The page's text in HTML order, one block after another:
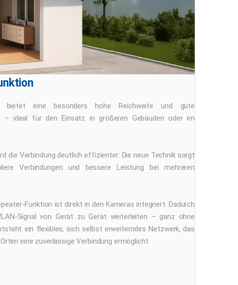
bietet eine besonders hohe Reichweite und gute
– ideal für den Einsatz in größeren Gebäuden oder im
die Verbindung deutlich effizienter: Die neue Technik sorgt
Verbindungen und bessere Leistung bei mehreren
Funktion ist direkt in den Kameras integriert. Dadurch
Signal von Gerät zu Gerät weiterleiten – ganz ohne
ein flexibles, sich selbst erweiterndes Netzwerk, das
eine zuverlässige Verbindung ermöglicht.